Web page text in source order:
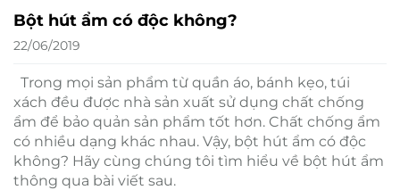
Bột hút ẩm có độc không?
22/06/2019
Trong mọi sản phẩm từ quần áo, bánh kẹo, túi
xách đều được nhà sản xuất sử dụng chất chống
ẩm để bảo quản sản phẩm tốt hơn. Chất chống ẩm
có nhiều dạng khác nhau. Vậy, bột hút ẩm có độc
không? Hãy cùng chúng tôi tìm hiểu về bột hút ẩm
thông qua bài viết sau.